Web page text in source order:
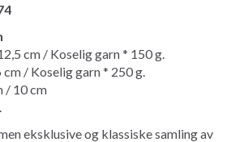
cm / Koselig garn * 150 g.
/ Koselig garn * 250 g.
/ 10 cm
eksklusive og klassiske samling av